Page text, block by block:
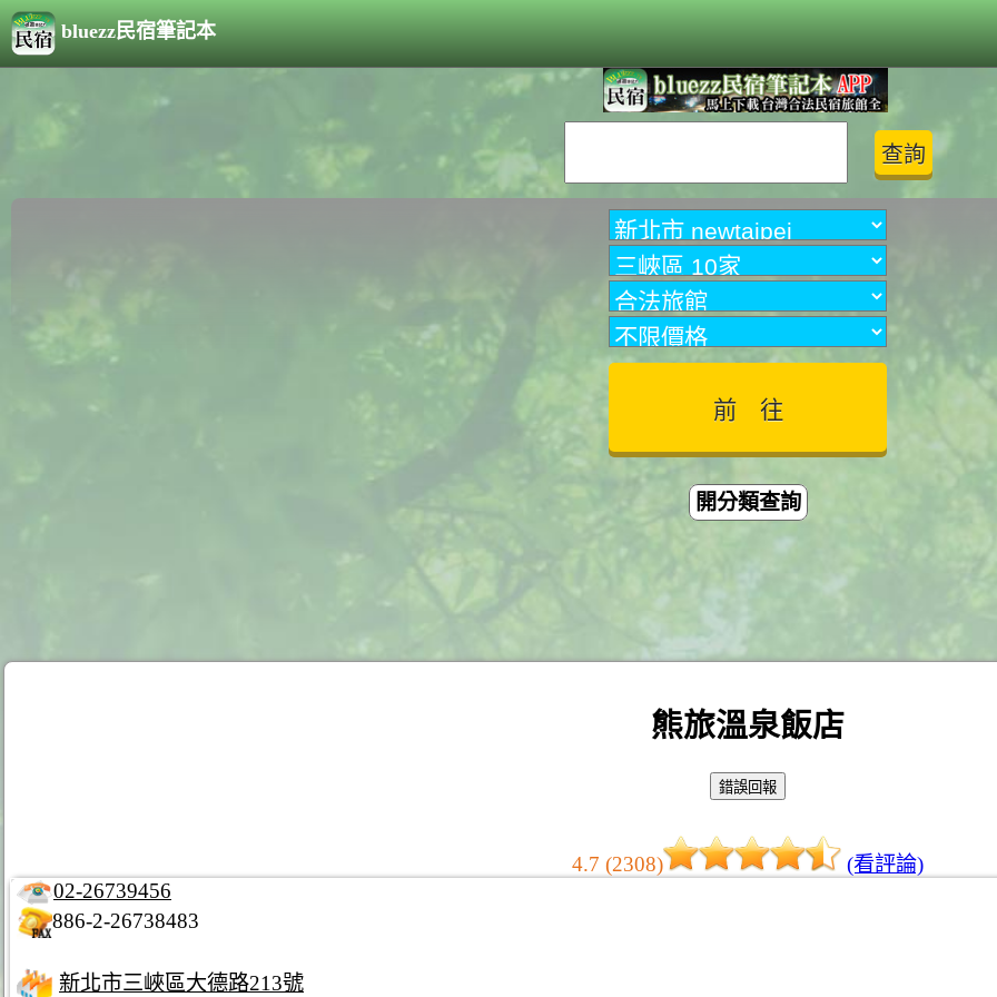
bluezz民宿筆記本
開分類查詢
熊旅溫泉飯店
4.7 (2308)
(看評論)
02-26739456
886-2-26738483
新北市三峽區大德路213號